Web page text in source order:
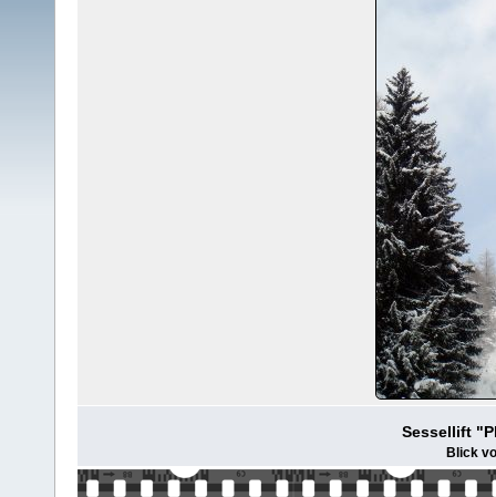
Sessellift
Blick